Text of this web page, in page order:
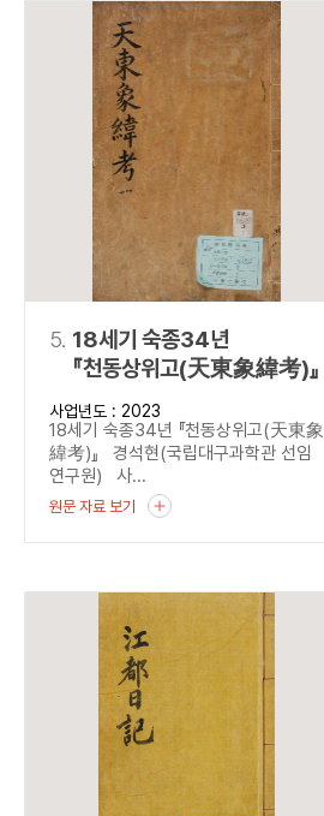
5. 18세기 숙종34년
『천동상위고(天東象緯考)』
사업년도 : 2023
18세기 숙종34년 『천동상위고(天東象
緯考)』 경석현(국립대구과학관 선임
연구원) 사...
원문 자료 보기